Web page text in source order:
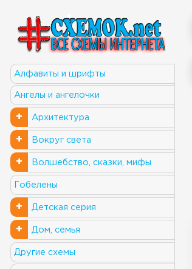
Алфавиты и шрифты
Ангелы и ангелочки
+ Архитектура
+ Вокруг света
+ Волшебство, сказки, мифы
Гобелены
+ Детская серия
+ Дом, семья
Другие схемы